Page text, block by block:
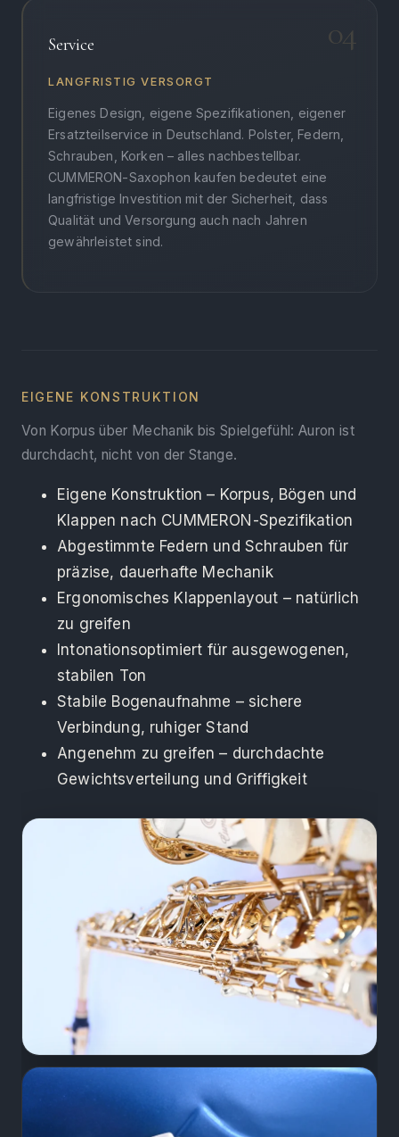
04
Service
LANGFRISTIG VERSORGT
Eigenes Design, eigene Spezifikationen, eigener
Ersatzteilservice in Deutschland. Polster, Federn,
Schrauben, Korken – alles nachbestellbar.
CUMMERON-Saxophon kaufen bedeutet eine
langfristige Investition mit der Sicherheit, dass
Qualität und Versorgung auch nach Jahren
gewährleistet sind.
EIGENE KONSTRUKTION
Von Korpus über Mechanik bis Spielgefühl: Auron ist
durchdacht, nicht von der Stange.
Eigene Konstruktion – Korpus, Bögen und
Klappen nach CUMMERON-Spezifikation
Abgestimmte Federn und Schrauben für
präzise, dauerhafte Mechanik
Ergonomisches Klappenlayout – natürlich
zu greifen
Intonationsoptimiert für ausgewogenen,
stabilen Ton
Stabile Bogenaufnahme – sichere
Verbindung, ruhiger Stand
Angenehm zu greifen – durchdachte
Gewichtsverteilung und Griffigkeit